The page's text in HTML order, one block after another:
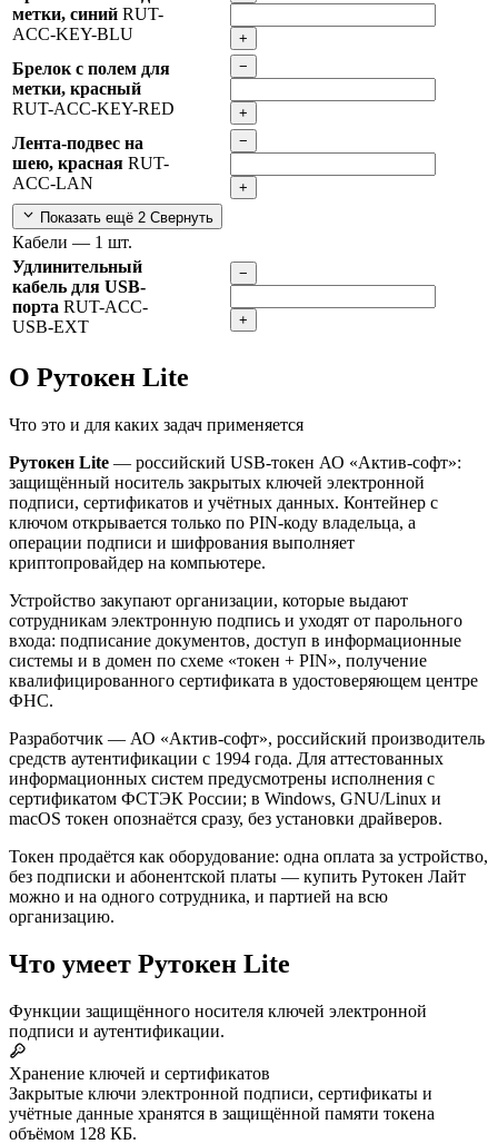
метки, синий RUT-
ACC-KEY-BLU
+
Брелок с полем для
метки, красный
RUT-ACC-KEY-RED
−
+
Лента-подвес на
шею, красная RUT-
ACC-LAN
−
+
Показать ещё 2 Свернуть
Кабели — 1 шт.
Удлинительный
кабель для USB-
порта RUT-ACC-
USB-EXT
−
+
О Рутокен Lite
Что это и для каких задач применяется
Рутокен Lite — российский USB-токен АО «Актив-софт»:
защищённый носитель закрытых ключей электронной
подписи, сертификатов и учётных данных. Контейнер с
ключом открывается только по PIN-коду владельца, а
операции подписи и шифрования выполняет
криптопровайдер на компьютере.
Устройство закупают организации, которые выдают
сотрудникам электронную подпись и уходят от парольного
входа: подписание документов, доступ в информационные
системы и в домен по схеме «токен + PIN», получение
квалифицированного сертификата в удостоверяющем центре
ФНС.
Разработчик — АО «Актив-софт», российский производитель
средств аутентификации с 1994 года. Для аттестованных
информационных систем предусмотрены исполнения с
сертификатом ФСТЭК России; в Windows, GNU/Linux и
macOS токен опознаётся сразу, без установки драйверов.
Токен продаётся как оборудование: одна оплата за устройство,
без подписки и абонентской платы — купить Рутокен Лайт
можно и на одного сотрудника, и партией на всю
организацию.
Что умеет Рутокен Lite
Функции защищённого носителя ключей электронной
подписи и аутентификации.
Хранение ключей и сертификатов
Закрытые ключи электронной подписи, сертификаты и
учётные данные хранятся в защищённой памяти токена
объёмом 128 КБ.